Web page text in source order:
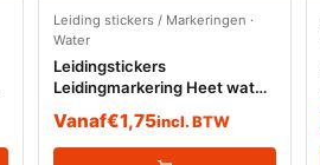
Leiding stickers / Markeringen ·
Water
Leidingstickers
Leidingmarkering Heet water
Vanaf€1,75incl. BTW